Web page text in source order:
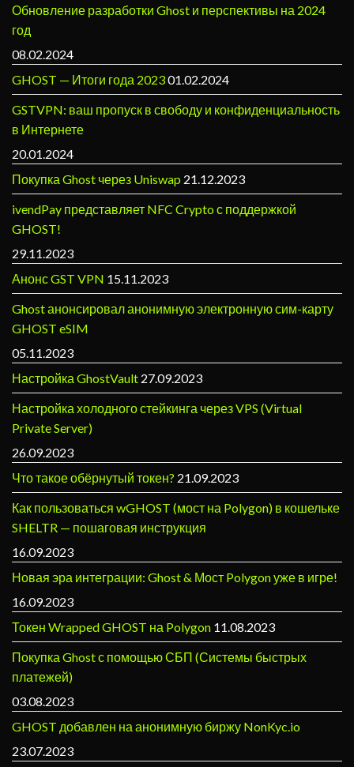
Обновление разработки Ghost и перспективы на 2024
год
08.02.2024
GHOST — Итоги года 202301.02.2024
GSTVPN: ваш пропуск в свободу и конфиденциальность
в Интернете
20.01.2024
Покупка Ghost через Uniswap 21.12.2023
ivendPay представляет NFC Crypto с поддержкой
GHOST!
29.11.2023
Анонс GST VPN 15.11.2023
Ghost анонсировал анонимную электронную сим-карту
GHOST eSIM
05.11.2023
Настройка GhostVault 27.09.2023
Настройка холодного стейкинга через VPS (Virtual
Private Server)
26.09.2023
Что такое обёрнутый токен? 21.09.2023
Как пользоваться wGHOST (мост на Polygon) в кошельке
SHELTR — пошаговая инструкция
16.09.2023
Новая эра интеграции: Ghost & Мост Polygon уже в игре!
16.09.2023
Токен Wrapped GHOST на Polygon 11.08.2023
Покупка Ghost с помощью СБП (Системы быстрых
платежей)
03.08.2023
GHOST добавлен на анонимную биржу NonKyc.io
23.07.2023